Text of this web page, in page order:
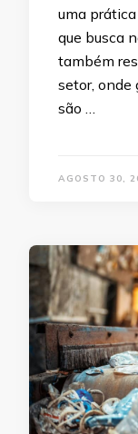
uma
que busca
também
setor, onde
são …
AGOSTO 30,